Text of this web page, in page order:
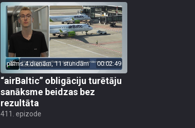
pirms 4 dienām, 11 stundām 00:02:49
“airBaltic” obligāciju turētāju
sanāksme beidzas bez
rezultāta
411. epizode